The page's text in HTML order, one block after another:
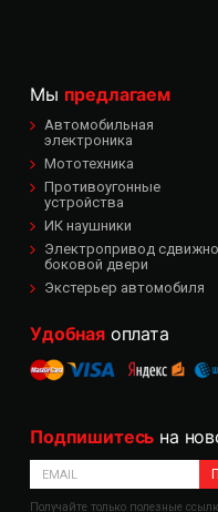
Мы предлагаем
Автомобильная
электроника
Мототехника
Противоугонные
устройства
ИК наушники
Электропривод
боковой двери
Экстерьер автомобиля
Удобнаяоплата
Подпишитесь на
Получайте только полезные